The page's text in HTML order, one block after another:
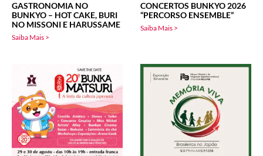
GASTRONOMIA NO
BUNKYO – HOT CAKE, BURI
NO MISSONI E HARUSSAME
Saiba Mais >
CONCERTOS BUNKYO 2026
“PERCORSO ENSEMBLE”
Saiba Mais >